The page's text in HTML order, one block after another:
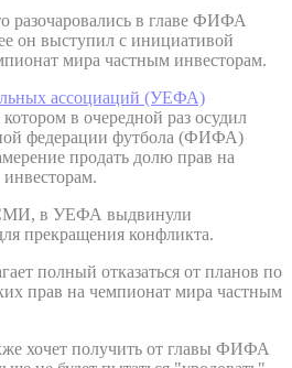
в главе ФИФА
он выступил с инициативой
мира частным инвесторам.
ассоциаций (УЕФА)
в очередной раз осудил
федерации футбола (ФИФА)
продать долю прав на
в УЕФА выдвинули
прекращения конфликта.
полный отказаться от планов по
прав на чемпионат мира частным
хочет получить от главы ФИФА